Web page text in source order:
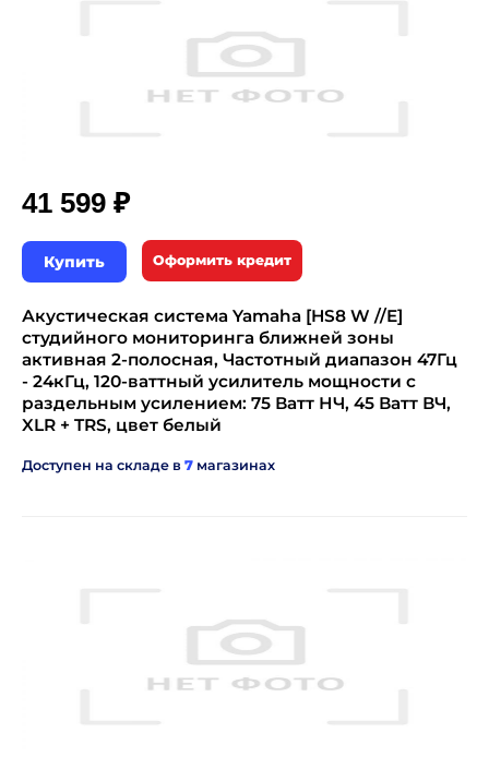
41 599 ₽
Купить Оформить кредит
Акустическая система Yamaha [HS8 W //E]
студийного мониторинга ближней зоны
активная 2-полосная, Частотный диапазон 47Гц
- 24кГц, 120-ваттный усилитель мощности с
раздельным усилением: 75 Ватт НЧ, 45 Ватт ВЧ,
XLR + TRS, цвет белый
Доступен на складе в 7 магазинах